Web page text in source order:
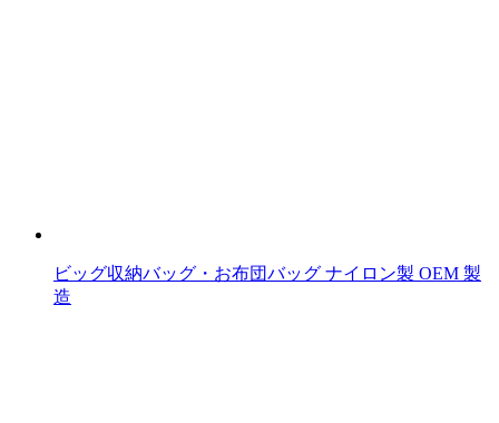
ビッグ収納バッグ・お布団バッグ ナイロン製 OEM 製
造